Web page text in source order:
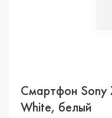
Смартфон
White, белый